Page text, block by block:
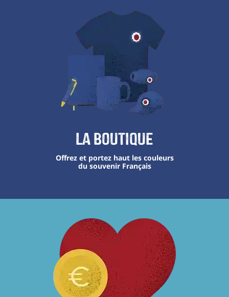
La boutique
Offrez et portez haut les couleurs
du souvenir Français